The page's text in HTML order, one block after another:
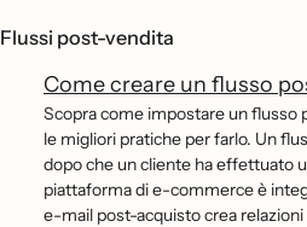
Flussi post-vendita
Come creare un flusso
Scopra come impostare un flusso
le migliori pratiche per farlo. Un
dopo che un cliente ha effettuato
piattaforma di e-commerce è
e-mail post-acquisto crea